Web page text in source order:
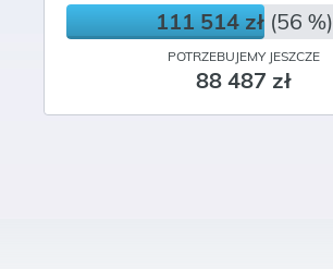
111 514 zł(56 %)
POTRZEBUJEMY JESZCZE
88 487 zł